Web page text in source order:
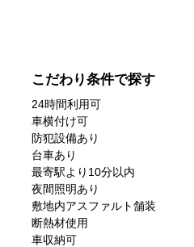
こだわり条件で探す
24時間利用可
車横付け可
防犯設備あり
台車あり
最寄駅より10分以内
夜間照明あり
敷地内アスファルト舗装
断熱材使用
車収納可